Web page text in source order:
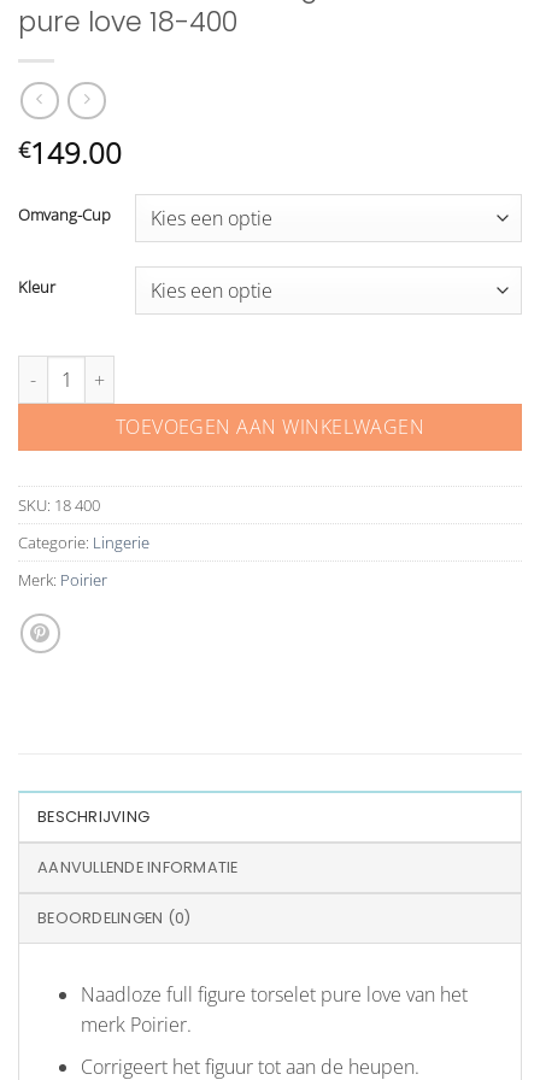
pure love 18-400
€149.00
Omvang-Cup
Kleur
Poirier naadloze full figure torselet pure love 18-400 aantal
TOEVOEGEN AAN WINKELWAGEN
SKU: 18 400
Categorie: Lingerie
Merk: Poirier
BESCHRIJVING
AANVULLENDE INFORMATIE
BEOORDELINGEN (0)
Naadloze full figure torselet pure love van het
merk Poirier.
Corrigeert het figuur tot aan de heupen.